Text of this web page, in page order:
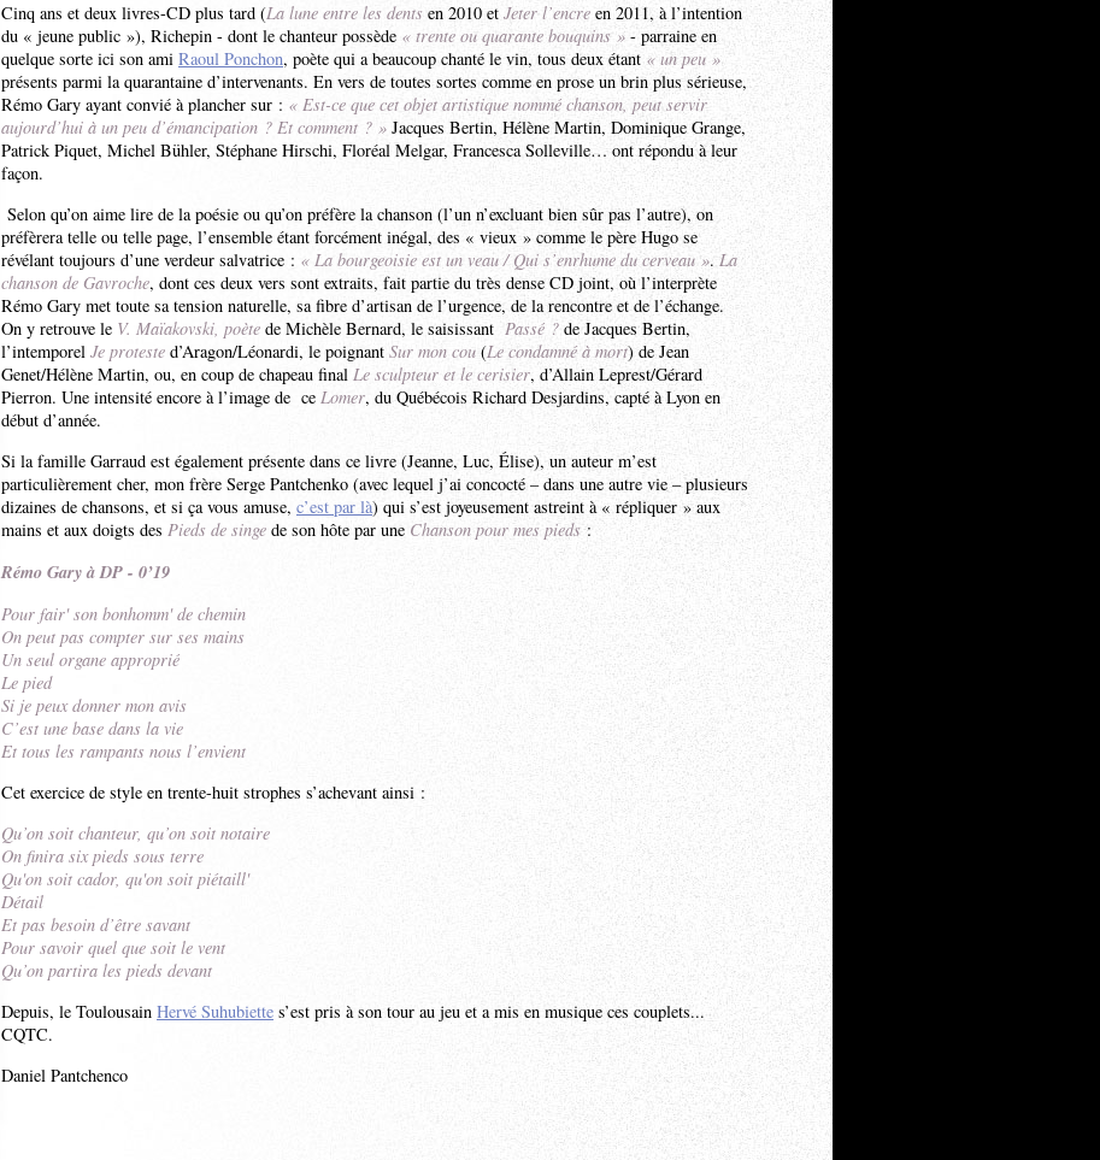
Cinq ans et deux livres-CD plus tard (La lune entre les dents en 2010 et Jeter l’encre en 2011, à l’intention
du « jeune public »), Richepin - dont le chanteur possède « trente ou quarante bouquins » - parraine en
quelque sorte ici son ami Raoul Ponchon, poète qui a beaucoup chanté le vin, tous deux étant « un peu »
présents parmi la quarantaine d’intervenants. En vers de toutes sortes comme en prose un brin plus sérieuse,
Rémo Gary ayant convié à plancher sur : « Est-ce que cet objet artistique nommé chanson, peut servir
aujourd’hui à un peu d’émancipation ? Et comment ? » Jacques Bertin, Hélène Martin, Dominique Grange,
Patrick Piquet, Michel Bühler, Stéphane Hirschi, Floréal Melgar, Francesca Solleville… ont répondu à leur
façon.
Selon qu’on aime lire de la poésie ou qu’on préfère la chanson (l’un n’excluant bien sûr pas l’autre), on
préfèrera telle ou telle page, l’ensemble étant forcément inégal, des « vieux » comme le père Hugo se
révélant toujours d’une verdeur salvatrice : « La bourgeoisie est un veau / Qui s’enrhume du cerveau ». La
chanson de Gavroche, dont ces deux vers sont extraits, fait partie du très dense CD joint, où l’interprète
Rémo Gary met toute sa tension naturelle, sa fibre d’artisan de l’urgence, de la rencontre et de l’échange.
On y retrouve le V. Maïakovski, poète de Michèle Bernard, le saisissant Passé ? de Jacques Bertin,
l’intemporel Je proteste d’Aragon/Léonardi, le poignant Sur mon cou (Le condamné à mort) de Jean
Genet/Hélène Martin, ou, en coup de chapeau final Le sculpteur et le cerisier, d’Allain Leprest/Gérard
Pierron. Une intensité encore à l’image de ce Lomer, du Québécois Richard Desjardins, capté à Lyon en
début d’année.
Si la famille Garraud est également présente dans ce livre (Jeanne, Luc, Élise), un auteur m’est
particulièrement cher, mon frère Serge Pantchenko (avec lequel j’ai concocté – dans une autre vie – plusieurs
dizaines de chansons, et si ça vous amuse, c’est par là) qui s’est joyeusement astreint à « répliquer » aux
mains et aux doigts des Pieds de singe de son hôte par une Chanson pour mes pieds:
Rémo Gary à DP - 0’19
Pour fair' son bonhomm' de chemin
On peut pas compter sur ses mains
Un seul organe approprié
Le pied
Si je peux donner mon avis
C’est une base dans la vie
Et tous les rampants nous l’envient
Cet exercice de style en trente-huit strophes s’achevant ainsi :
Qu’on soit chanteur, qu’on soit notaire
On finira six pieds sous terre
Qu'on soit cador, qu'on soit piétaill'
Détail
Et pas besoin d’être savant
Pour savoir quel que soit le vent
Qu’on partira les pieds devant
Depuis, le Toulousain Hervé Suhubiette s’est pris à son tour au jeu et a mis en musique ces couplets...
CQTC.
Daniel Pantchenco